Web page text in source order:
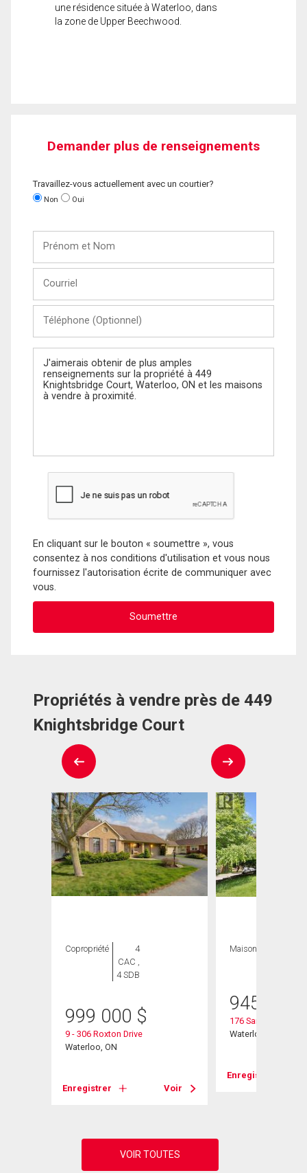
une résidence située à Waterloo, dans
la zone de Upper Beechwood.
Demander plus de renseignements
Travaillez-vous actuellement avec un courtier?
Non Oui
Nom
(Optionnel)
Message
En cliquant sur le bouton « soumettre », vous
consentez à nos conditions d'utilisation et vous nous
fournissez l'autorisation écrite de communiquer avec
vous.
Propriétés à vendre près de 449
Knightsbridge Court
Copropriété
4
CAC ,
4 SDB
999 000 $
9 - 306 Roxton Drive
Waterloo, ON
Enregistrer Voir
Maison
945 000
176 Sandford
Waterloo, ON
Enregistrer